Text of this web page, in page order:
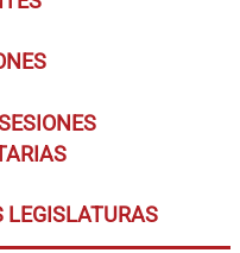
LEGISLATURAS